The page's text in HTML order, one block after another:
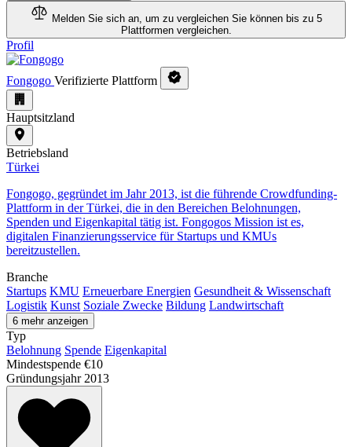
Melden Sie sich an, um zu vergleichen Sie können bis zu 5
Plattformen vergleichen.
Profil
Fongogo Verifizierte Plattform
Hauptsitzland
Betriebsland
Türkei
Fongogo, gegründet im Jahr 2013, ist die führende Crowdfunding-
Plattform in der Türkei, die in den Bereichen Belohnungen,
Spenden und Eigenkapital tätig ist. Fongogos Mission ist es,
digitalen Finanzierungsservice für Startups und KMUs
bereitzustellen.
Branche
Startups KMU Erneuerbare Energien Gesundheit & Wissenschaft
Logistik Kunst Soziale Zwecke Bildung Landwirtschaft
6 mehr anzeigen
Typ
Belohnung Spende Eigenkapital
Mindestspende €10
Gründungsjahr 2013